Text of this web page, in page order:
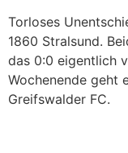
Torloses
1860 Stralsund.
das 0:0 eigentlich
Wochenende geht
Greifswalder FC.